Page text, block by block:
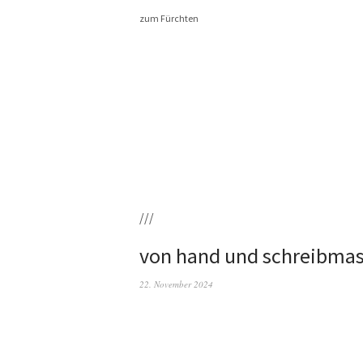
zum Fürchten
///
von hand und
22. November 2024